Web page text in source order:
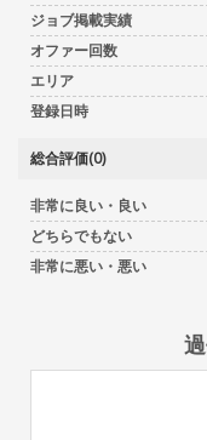
ジョブ掲載実績
オファー回数
エリア
登録日時
総合評価(0)
非常に良い・良い
どちらでもない
非常に悪い・悪い